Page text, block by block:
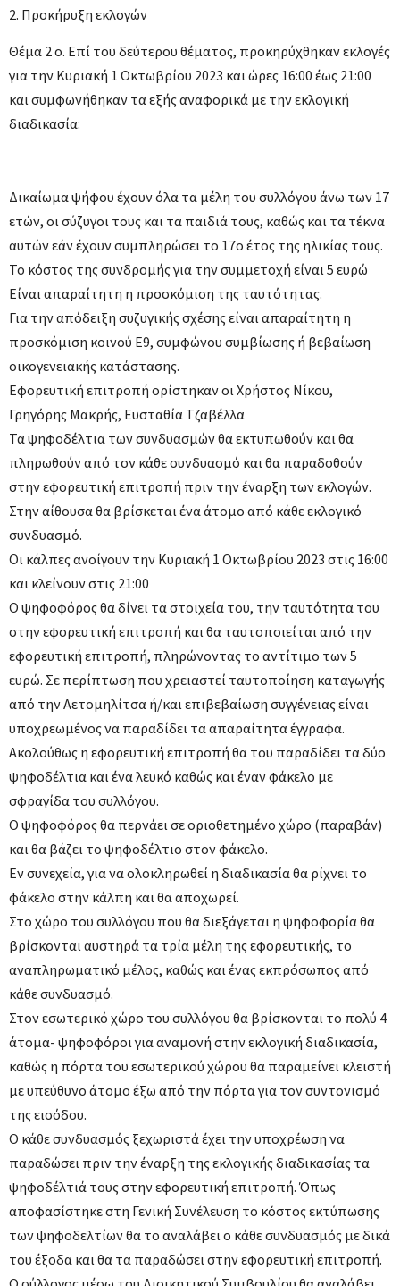
2. Προκήρυξη εκλογών
Θέμα 2 ο. Επί του δεύτερου θέματος, προκηρύχθηκαν εκλογές
για την Κυριακή 1 Οκτωβρίου 2023 και ώρες 16:00 έως 21:00
και συμφωνήθηκαν τα εξής αναφορικά με την εκλογική
διαδικασία:
Δικαίωμα ψήφου έχουν όλα τα μέλη του συλλόγου άνω των 17
ετών, οι σύζυγοι τους και τα παιδιά τους, καθώς και τα τέκνα
αυτών εάν έχουν συμπληρώσει το 17ο έτος της ηλικίας τους.
Το κόστος της συνδρομής για την συμμετοχή είναι 5 ευρώ
Είναι απαραίτητη η προσκόμιση της ταυτότητας.
Για την απόδειξη συζυγικής σχέσης είναι απαραίτητη η
προσκόμιση κοινού Ε9, συμφώνου συμβίωσης ή βεβαίωση
οικογενειακής κατάστασης.
Εφορευτική επιτροπή ορίστηκαν οι Χρήστος Νίκου,
Γρηγόρης Μακρής, Ευσταθία Τζαβέλλα
Τα ψηφοδέλτια των συνδυασμών θα εκτυπωθούν και θα
πληρωθούν από τον κάθε συνδυασμό και θα παραδοθούν
στην εφορευτική επιτροπή πριν την έναρξη των εκλογών.
Στην αίθουσα θα βρίσκεται ένα άτομο από κάθε εκλογικό
συνδυασμό.
Οι κάλπες ανοίγουν την Κυριακή 1 Οκτωβρίου 2023 στις 16:00
και κλείνουν στις 21:00
O ψηφοφόρος θα δίνει τα στοιχεία του, την ταυτότητα του
στην εφορευτική επιτροπή και θα ταυτοποιείται από την
εφορευτική επιτροπή, πληρώνοντας το αντίτιμο των 5
ευρώ. Σε περίπτωση που χρειαστεί ταυτοποίηση καταγωγής
από την Αετομηλίτσα ή/και επιβεβαίωση συγγένειας είναι
υποχρεωμένος να παραδίδει τα απαραίτητα έγγραφα.
Ακολούθως η εφορευτική επιτροπή θα του παραδίδει τα δύο
ψηφοδέλτια και ένα λευκό καθώς και έναν φάκελο με
σφραγίδα του συλλόγου.
Ο ψηφοφόρος θα περνάει σε οριοθετημένο χώρο (παραβάν)
και θα βάζει το ψηφοδέλτιο στον φάκελο.
Εν συνεχεία, για να ολοκληρωθεί η διαδικασία θα ρίχνει το
φάκελο στην κάλπη και θα αποχωρεί.
Στο χώρο του συλλόγου που θα διεξάγεται η ψηφοφορία θα
βρίσκονται αυστηρά τα τρία μέλη της εφορευτικής, το
αναπληρωματικό μέλος, καθώς και ένας εκπρόσωπος από
κάθε συνδυασμό.
Στον εσωτερικό χώρο του συλλόγου θα βρίσκονται το πολύ 4
άτομα- ψηφοφόροι για αναμονή στην εκλογική διαδικασία,
καθώς η πόρτα του εσωτερικού χώρου θα παραμείνει κλειστή
με υπεύθυνο άτομο έξω από την πόρτα για τον συντονισμό
της εισόδου.
Ο κάθε συνδυασμός ξεχωριστά έχει την υποχρέωση να
παραδώσει πριν την έναρξη της εκλογικής διαδικασίας τα
ψηφοδέλτιά τους στην εφορευτική επιτροπή. Όπως
αποφασίστηκε στη Γενική Συνέλευση το κόστος εκτύπωσης
των ψηφοδελτίων θα το αναλάβει ο κάθε συνδυασμός με δικά
του έξοδα και θα τα παραδώσει στην εφορευτική επιτροπή.